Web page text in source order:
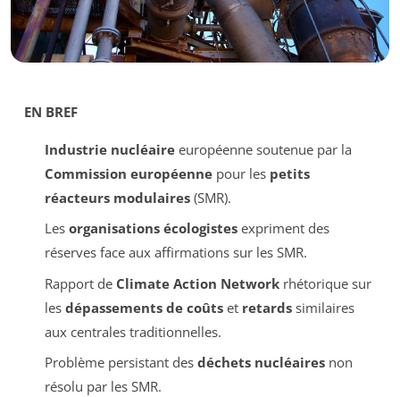
EN BREF
Industrie nucléaireeuropéenne soutenue par la
Commission européennepour les petits
réacteurs modulaires(SMR).
Les organisations écologistesexpriment des
réserves face aux affirmations sur les SMR.
Rapport de Climate Action Networkrhétorique sur
les dépassements de coûtset retardssimilaires
aux centrales traditionnelles.
Problème persistant des déchets nucléairesnon
résolu par les SMR.